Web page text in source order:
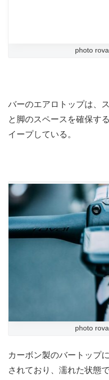
photo
バーのエアロトップは、
と脚のスペースを確保す
イープしている。
photo
カーボン製のバートップ
されており、濡れた状態